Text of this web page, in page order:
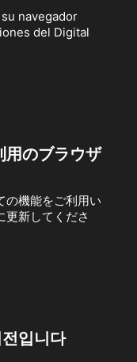
navegador
del Digital
用のブラウザ
の機能をご利用い
更新してくださ
입니다